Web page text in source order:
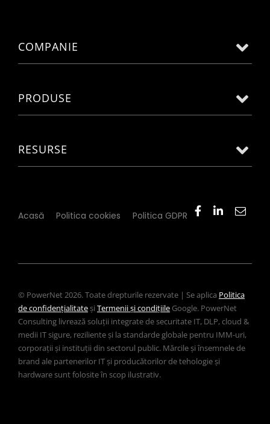
COMPANIE
PRODUSE
RESURSE
Acasă Politica cookies Politica GDPR
© PowerNet 2026. Toate drepturile rezervate | Se aplica Politica
de confidențialitateși Termenii și condițiileGoogle. PowerNet
Consulting livrează soluții integrate de securitate IT, DLP, cloud &
medii IT sigure, reziliente și la standarde globale pentru IMM-uri,
corporații și instituții din sectorul public. Mărcile și însemnele de
brand ale partenerilor IT și producătorilor de tehologie și
hardware sunt folosite în scop ilustrativ.